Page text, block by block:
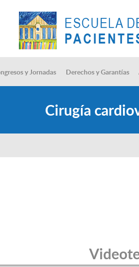
y Jornadas Derechos y Garantías
Cirugía